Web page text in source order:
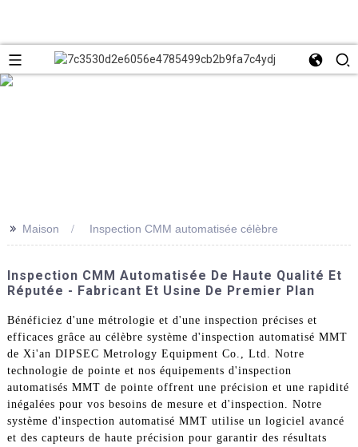
>> Maison Inspection CMM automatisée célèbre
Inspection CMM Automatisée De Haute Qualité Et
Réputée - Fabricant Et Usine De Premier Plan
Bénéficiez d'une métrologie et d'une inspection précises et
efficaces grâce au célèbre système d'inspection automatisé MMT
de Xi'an DIPSEC Metrology Equipment Co., Ltd. Notre
technologie de pointe et nos équipements d'inspection
automatisés MMT de pointe offrent une précision et une rapidité
inégalées pour vos besoins de mesure et d'inspection. Notre
système d'inspection automatisé MMT utilise un logiciel avancé
et des capteurs de haute précision pour garantir des résultats